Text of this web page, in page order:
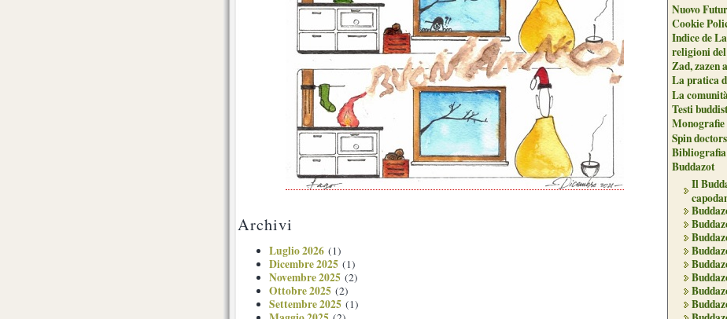
Nuovo
Cookie
Indice de
religioni
Zad, zazen
La pratica
La
Testi
Monografie
Spin doctors
Buddazot
Il
Archivi
Luglio 2026 (1)
Dicembre 2025 (1)
Novembre 2025 (2)
Ottobre 2025 (2)
Settembre 2025 (1)